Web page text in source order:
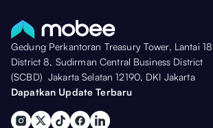
Gedung Perkantoran Treasury Tower, Lantai 18
District 8, Sudirman Central Business District
(SCBD) Jakarta Selatan 12190, DKI Jakarta
Dapatkan Update Terbaru